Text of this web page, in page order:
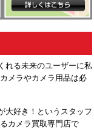
れる未来のユーザーに私
メラやカメラ用品は必
大好き！というスタッフ
カメラ買取専門店で